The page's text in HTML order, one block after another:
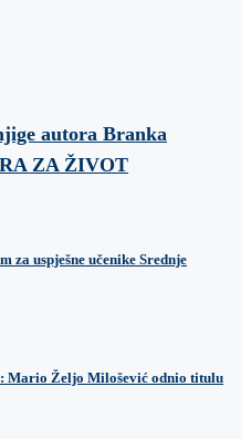
autora Branka
ZA ŽIVOT
uspješne učenike Srednje
Mario Željo Milošević odnio titulu